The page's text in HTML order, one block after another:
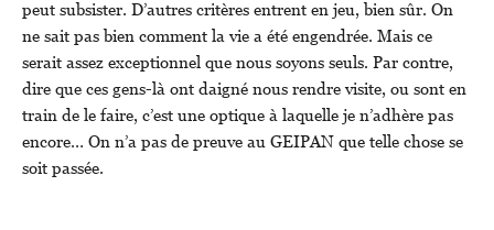
peut subsister. D’autres critères entrent en jeu, bien sûr. On
ne sait pas bien comment la vie a été engendrée. Mais ce
serait assez exceptionnel que nous soyons seuls. Par contre,
dire que ces gens-là ont daigné nous rendre visite, ou sont en
train de le faire, c’est une optique à laquelle je n’adhère pas
encore… On n’a pas de preuve au GEIPAN que telle chose se
soit passée.